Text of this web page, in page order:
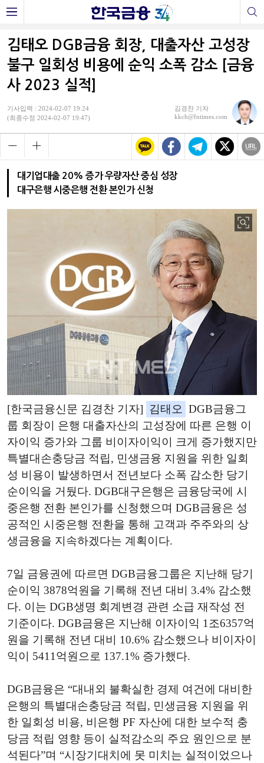
김태오 DGB금융 회장, 대출자산 고성장
불구 일회성 비용에 순익 소폭 감소 [금융
사 2023 실적]
기사입력 : 2024-02-07 19:24
(최종수정 2024-02-07 19:47)
김경찬 기자
kkch@fntimes.com
대기업대출 20% 증가 우량자산 중심 성장
대구은행 시중은행 전환 본인가 신청
[한국금융신문 김경찬 기자] 김태오
DGB금융그
룹 회장이 은행 대출자산의 고성장에 따른 은행 이
자이익 증가와 그룹 비이자이익이 크게 증가했지만
특별대손충당금 적립, 민생금융 지원을 위한 일회
성 비용이 발생하면서 전년보다 소폭 감소한 당기
순이익을 거뒀다. DGB대구은행은 금융당국에 시
중은행 전환 본인가를 신청했으며 DGB금융은 성
공적인 시중은행 전환을 통해 고객과 주주와의 상
생금융을 지속하겠다는 계획이다.
7일 금융권에 따르면 DGB금융그룹은 지난해 당기
순이익 3878억원을 기록해 전년 대비 3.4% 감소했
다. 이는 DGB생명 회계변경 관련 소급 재작성 전
기준이다. DGB금융은 지난해 이자이익 1조6357억
원을 기록해 전년 대비 10.6% 감소했으나 비이자이
익이 5411억원으로 137.1% 증가했다.
DGB금융은 “대내외 불확실한 경제 여건에 대비한
은행의 특별대손충당금 적립, 민생금융 지원을 위
한 일회성 비용, 비은행 PF 자산에 대한 보수적 충
당금 적립 영향 등이 실적감소의 주요 원인으로 분
석된다”며 “시장기대치에 못 미치는 실적이었으나